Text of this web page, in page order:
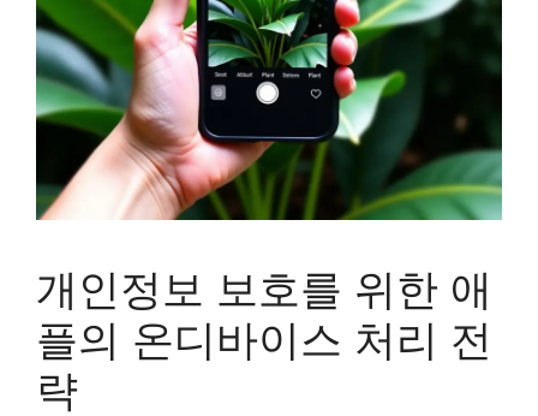
개인정보 보호를 위한 애
플의 온디바이스 처리 전
략